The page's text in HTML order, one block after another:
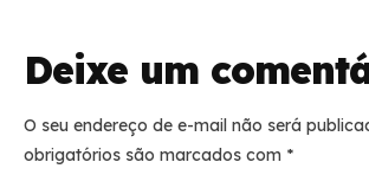
Deixe um
O seu endereço de e-mail não será
obrigatórios são marcados com *